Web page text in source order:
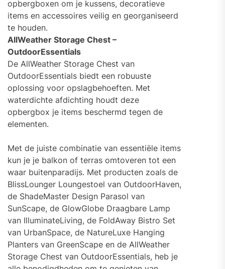
opbergboxen om je kussens, decoratieve
items en accessoires veilig en georganiseerd
te houden.
AllWeather Storage Chest –
OutdoorEssentials
De AllWeather Storage Chest van
OutdoorEssentials biedt een robuuste
oplossing voor opslagbehoeften. Met
waterdichte afdichting houdt deze
opbergbox je items beschermd tegen de
elementen.
Met de juiste combinatie van essentiële items
kun je je balkon of terras omtoveren tot een
waar buitenparadijs. Met producten zoals de
BlissLounger Loungestoel van OutdoorHaven,
de ShadeMaster Design Parasol van
SunScape, de GlowGlobe Draagbare Lamp
van IlluminateLiving, de FoldAway Bistro Set
van UrbanSpace, de NatureLuxe Hanging
Planters van GreenScape en de AllWeather
Storage Chest van OutdoorEssentials, heb je